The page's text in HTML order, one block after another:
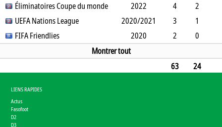
1
3 0 0 0 0 88
Éliminatoires Coupe du monde 2022 4
2
2
3 0 0 0 0 166
UEFA Nations League 2020/2021 3
1
1
4 0 0 175
FIFA Friendlies 2020 2
0
0 0
Montrer tout
63
24
LIENS RAPIDES
Actus
Fasofoot
D2
D3